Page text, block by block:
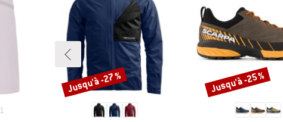
1
Remise
Jusqu'à -27 % Remise
Jusqu'à -25 %